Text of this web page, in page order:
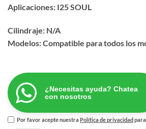
Aplicaciones: I25 SOUL
Cilindraje: N/A
Modelos: Compatible para todos los
¿Necesitas ayuda? Chatea
con nosotros
Por favor acepte nuestraPolítica de privacidad